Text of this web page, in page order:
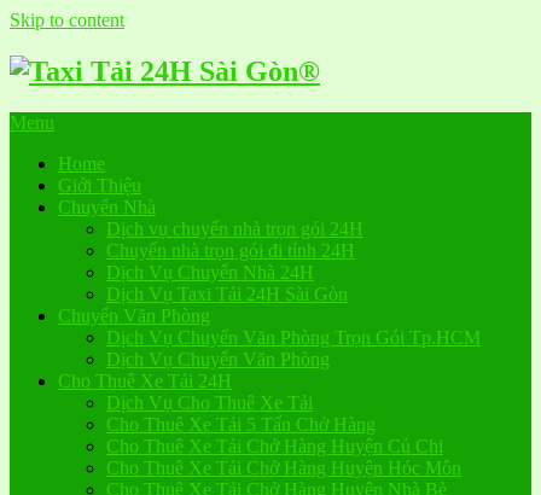
Skip to content
Menu
Home
Giới Thiệu
Chuyển Nhà
Dịch vụ chuyển nhà trọn gói 24H
Chuyển nhà trọn gói đi tỉnh 24H
Dịch Vụ Chuyển Nhà 24H
Dịch Vụ Taxi Tải 24H Sài Gòn
Chuyển Văn Phòng
Dịch Vụ Chuyển Văn Phòng Trọn Gói Tp.HCM
Dịch Vụ Chuyển Văn Phòng
Cho Thuê Xe Tải 24H
Dịch Vụ Cho Thuê Xe Tải
Cho Thuê Xe Tải 5 Tấn Chở Hàng
Cho Thuê Xe Tải Chở Hàng Huyện Củ Chi
Cho Thuê Xe Tải Chở Hàng Huyện Hóc Môn
Cho Thuê Xe Tải Chở Hàng Huyện Nhà Bè